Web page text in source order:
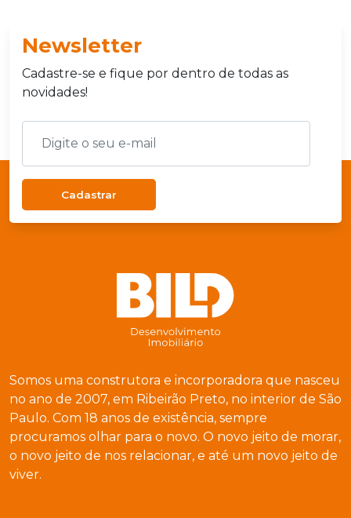
Newsletter
Cadastre-se e fique por dentro de todas as
novidades!
Cadastrar
Somos uma construtora e incorporadora que nasceu
no ano de 2007, em Ribeirão Preto, no interior de São
Paulo. Com 18 anos de existência, sempre
procuramos olhar para o novo. O novo jeito de morar,
o novo jeito de nos relacionar, e até um novo jeito de
viver.